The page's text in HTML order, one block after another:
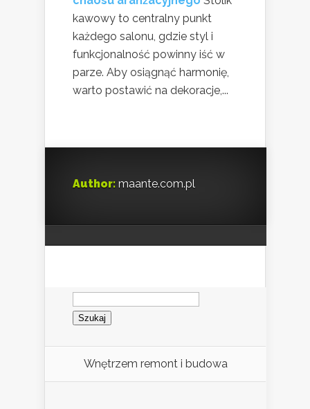
kawowy to centralny punkt
każdego salonu, gdzie styl i
funkcjonalność powinny iść w
parze. Aby osiągnąć harmonię,
warto postawić na dekoracje,...
Author: maante.com.pl
Szukaj:
Wnętrzem remont i budowa